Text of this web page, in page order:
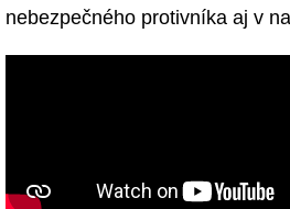
nebezpečného protivníka aj v